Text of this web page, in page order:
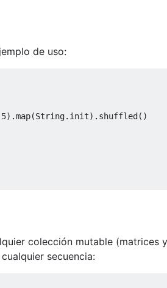
de uso:
5).map(String. init). shuffled()
colección mutable (matrices y
secuencia: